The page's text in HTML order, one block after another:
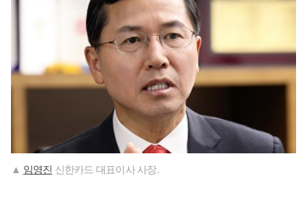
▲ 임영진 신한카드 대표이사 사장.